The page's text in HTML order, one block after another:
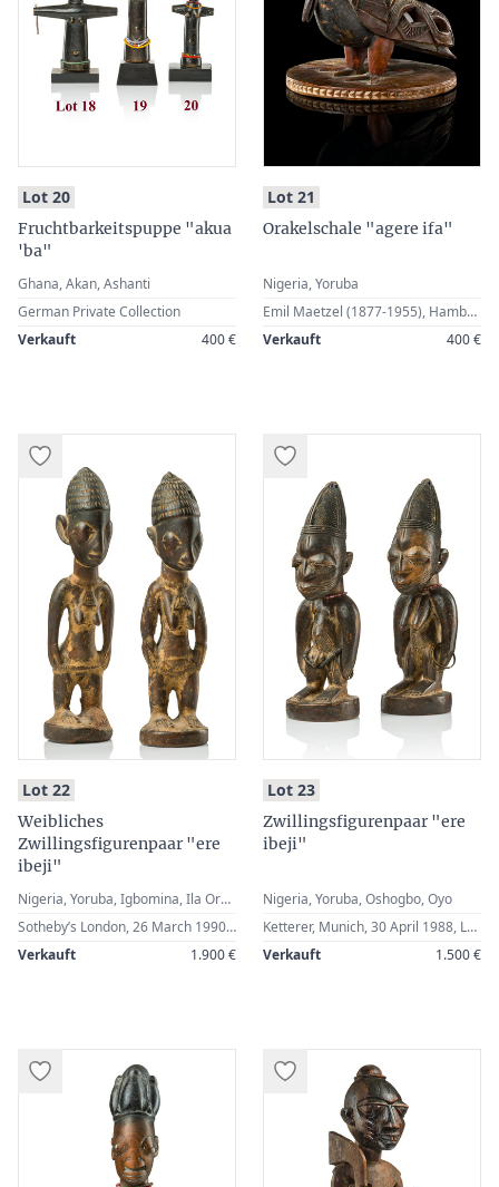
Lot 20:
Fruchtbarkeitspuppe "akua
'ba"
Ghana, Akan, Ashanti
German Private Collection
Verkauft
400 €
Lot 21
Orakelschale "agere ifa"
Nigeria, Yoruba
Emil Maetzel (1877-1955), Hamburg, Germany · Zemanek-Münster, 3 March 2012, Lot 103 · German Private Collection
Verkauft
400 €
Lot 22:
Weibliches
Zwillingsfigurenpaar "ere
ibeji"
Nigeria, Yoruba, Igbomina, Ila Orangun
Sotheby’s London, 26 March 1990, Lot 109 · German Private Collection
Verkauft
1.900 €
Lot 23:
Zwillingsfigurenpaar "ere
ibeji"
Nigeria, Yoruba, Oshogbo, Oyo
Ketterer, Munich, 30 April 1988, Lot 434 · German Private Collection
Verkauft
1.500 €